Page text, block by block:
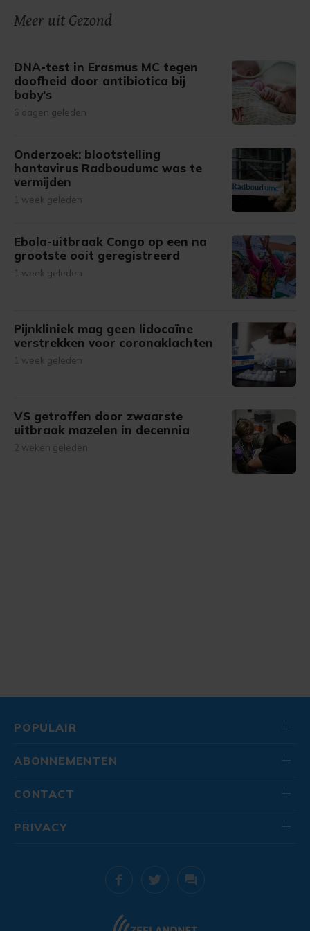
gemaakte keuze altijd wijzigen of intrekken.
Meer uit Gezond
DNA-test in Erasmus MC tegen
doofheid door antibiotica bij
baby's
6 dagen geleden
Onderzoek: blootstelling
hantavirus Radboudumc was te
vermijden
1 week geleden
Ebola-uitbraak Congo op een na
grootste ooit geregistreerd
1 week geleden
Pijnkliniek mag geen lidocaïne
verstrekken voor coronaklachten
1 week geleden
VS getroffen door zwaarste
uitbraak mazelen in decennia
2 weken geleden
POPULAIR
ABONNEMENTEN
CONTACT
PRIVACY